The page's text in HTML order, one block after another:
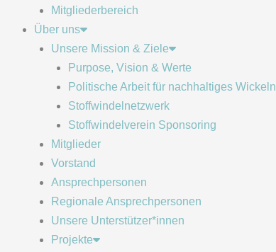
Mitgliederbereich
Über uns
Unsere Mission & Ziele
Purpose, Vision & Werte
Politische Arbeit für nachhaltiges Wickeln
Stoffwindelnetzwerk
Stoffwindelverein Sponsoring
Mitglieder
Vorstand
Ansprechpersonen
Regionale Ansprechpersonen
Unsere Unterstützer*innen
Projekte